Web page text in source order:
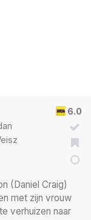
6.0
(Daniel Craig)
met zijn vrouw
verhuizen naar